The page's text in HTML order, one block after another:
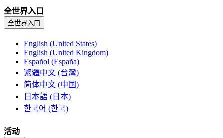
全世界入口
全世界入口
English (United States)
English (United Kingdom)
Español (España)
繁體中文 (台灣)
简体中文 (中国)
日本語 (日本)
한국어 (한국)
活动